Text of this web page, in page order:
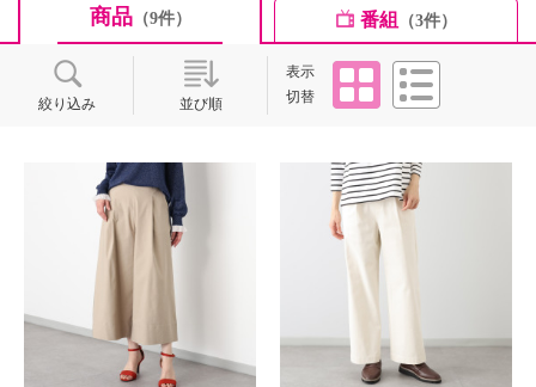
商品（9件） 番組 （3件）
絞り込み 並び順
表示
切替
タイル